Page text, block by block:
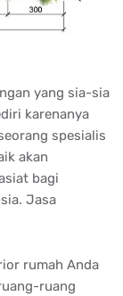
yang sia-sia
karenanya
spesialis
akan
bagi
Jasa
rumah Anda
ruang